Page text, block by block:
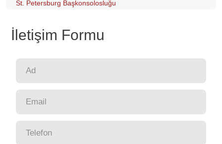
St. Petersburg Başkonsolosluğu
İletişim Formu